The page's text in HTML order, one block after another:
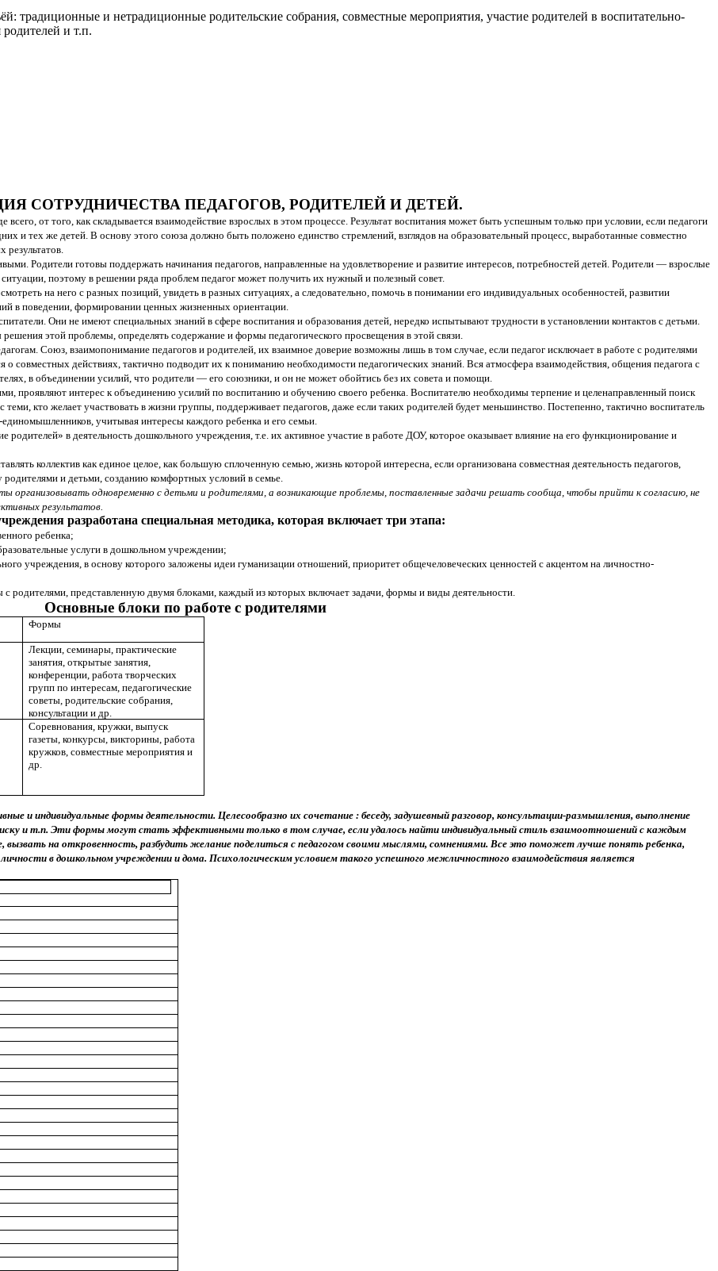
традиционные и нетрадиционные родительские собрания, совместные мероприятия, участие родителей в воспитательно-
и т.п.
СОТРУДНИЧЕСТВА ПЕДАГОГОВ, РОДИТЕЛЕЙ И ДЕТЕЙ.
от того, как складывается взаимодействие взрослых в этом процессе. Результат воспитания может быть успешным только при условии, если педагоги
и тех же детей. В основу этого союза должно быть положено единство стремлений, взглядов на образовательный процесс, выработанные совместно
результатов.
Родители готовы поддержать начинания педагогов, направленные на удовлетворение и развитие интересов, потребностей детей. Родители — взрослые
поэтому в решении ряда проблем педагог может получить их нужный и полезный совет.
на него с разных позиций, увидеть в разных ситуациях, а следовательно, помочь в понимании его индивидуальных особенностей, развитии
в поведении, формировании ценных жизненных ориентации.
Они не имеют специальных знаний в сфере воспитания и образования детей, нередко испытывают трудности в установлении контактов с детьми.
этой проблемы, определять содержание и формы педагогического просвещения в этой связи.
Союз, взаимопонимание педагогов и родителей, их взаимное доверие возможны лишь в том случае, если педагог исключает в работе с родителями
о совместных действиях, тактично подводит их к пониманию необходимости педагогических знаний. Вся атмосфера взаимодействия, общения педагога с
в объединении усилий, что родители — его союзники, и он не может обойтись без их совета и помощи.
проявляют интерес к объединению усилий по воспитанию и обучению своего ребенка. Воспитателю необходимы терпение и целенаправленный поиск
кто желает участвовать в жизни группы, поддерживает педагогов, даже если таких родителей будет меньшинство. Постепенно, тактично воспитатель
учитывая интересы каждого ребенка и его семьи.
родителей» в деятельность дошкольного учреждения, т.е. их активное участие в работе ДОУ, которое оказывает влияние на его функционирование и
коллектив как единое целое, как большую сплоченную семью, жизнь которой интересна, если организована совместная деятельность педагогов,
и детьми, созданию комфортных условий в семье.
организовывать одновременно с детьми и родителями, а возникающие проблемы, поставленные задачи решать сообща, чтобы прийти к согласию, не
результатов.
разработана специальная методика, которая включает три этапа:
ребенка;
услуги в дошкольном учреждении;
учреждения, в основу которого заложены идеи гуманизации отношений, приоритет общечеловеческих ценностей с акцентом на личностно-
родителями, представленную двумя блоками, каждый из которых включает задачи, формы и виды деятельности.
Основные блоки по работе с родителями
Формы
Лекции, семинары, практические
занятия, открытые занятия,
конференции, работа творческих
групп по интересам, педа­гогические
советы, роди­тельские собрания,
консультации и др.
Соревнования, кружки, выпуск
газеты, конкурсы, викторины, работа
кружков, совместные мероприятия и
др.
и индивидуальные формы деятельности. Целесообразно их сочетание : беседу, задушевный разговор, консультации-размышления, выполнение
и т.п. Эти формы могут стать эффективными только в том случае, если удалось найти индивидуальный стиль взаимоотношений с каждым
на откровенность, разбудить желание поделиться с педагогом своими мыслями, сомнениями. Все это поможет лучше понять ребенка,
в дошкольном учреждении и дома. Психологическим условием такого успешного межличностного взаимодействия является